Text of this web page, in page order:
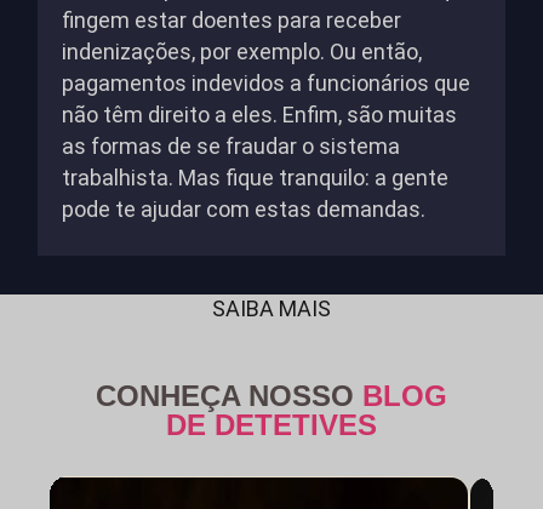
fingem estar doentes para receber
indenizações, por exemplo. Ou então,
pagamentos indevidos a funcionários que
não têm direito a eles. Enfim, são muitas
as formas de se fraudar o sistema
trabalhista. Mas fique tranquilo: a gente
pode te ajudar com estas demandas.
SAIBA MAIS
CONHEÇA NOSSO BLOG
DE DETETIVES